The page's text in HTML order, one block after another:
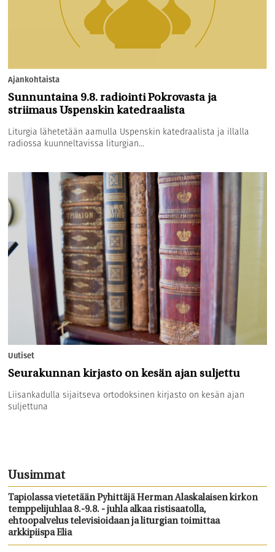
Ajankohtaista
Sunnuntaina 9.8. radiointi Pokrovasta ja
striimaus Uspenskin katedraalista
Liturgia lähetetään aamulla Uspenskin katedraalista ja illalla
radiossa kuunneltavissa liturgian...
Uutiset
Seurakunnan kirjasto on kesän ajan suljettu
Liisankadulla sijaitseva ortodoksinen kirjasto on kesän ajan
suljettuna
Uusimmat
Tapiolassa vietetään Pyhittäjä Herman Alaskalaisen kirkon
temppelijuhlaa 8.-9.8. - juhla alkaa ristisaatolla,
ehtoopalvelus televisioidaan ja liturgian toimittaa
arkkipiispa Elia